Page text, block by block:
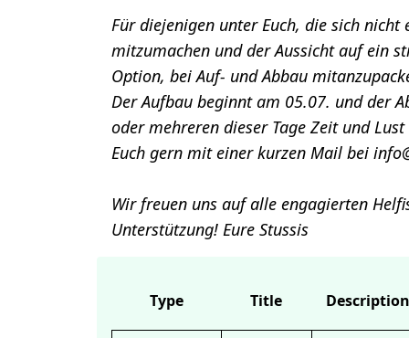
Für diejenigen unter Euch, die sich nicht
mitzumachen und der Aussicht auf ein
Option, bei Auf- und Abbau
Der Aufbau beginnt am 05.07. und der
oder mehreren dieser Tage Zeit und
Euch gern mit einer kurzen Mail bei
Wir freuen uns auf alle engagierten
Unterstützung! Eure Stussis
Type Title Description